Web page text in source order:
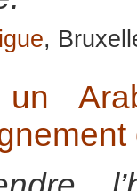
,
un